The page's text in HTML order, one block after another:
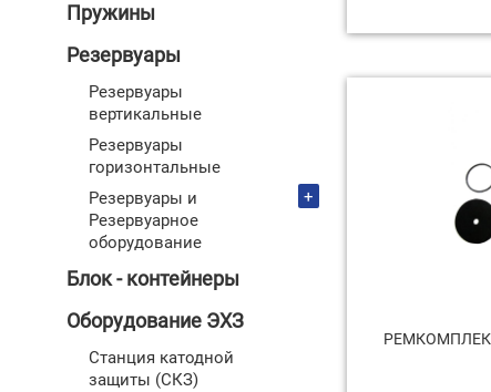
Пружины
Резервуары
Резервуары
вертикальные
Резервуары
горизонтальные
Резервуары и
Резервуарное
оборудование
+
Блок - контейнеры
Оборудование ЭХЗ
Станция катодной
защиты (СКЗ)